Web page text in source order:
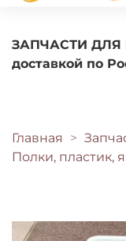
ЗАПЧАСТИ ДЛЯ
Главная
Полки, пластик,